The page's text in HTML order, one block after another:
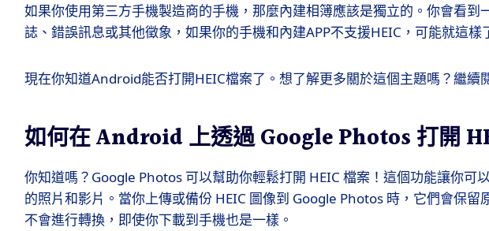
如果你使用第三方手機製造商的手機，那麼內建相簿應該是獨立的。你會看到
誌、錯誤訊息或其他徵象，如果你的手機和內建APP不支援HEIC，可能就這樣
現在你知道Android能否打開HEIC檔案了。想了解更多關於這個主題嗎？繼續
如何在 Android 上透過 Google Photos 打開
你知道嗎？Google Photos 可以幫助你輕鬆打開 HEIC 檔案！這個功能讓你可
的照片和影片。當你上傳或備份 HEIC 圖像到 Google Photos 時，它們會保留
不會進行轉換，即使你下載到手機也是一樣。